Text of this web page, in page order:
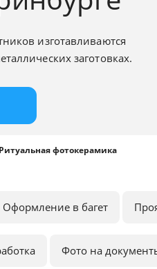
изготавливаются
заготовках.
Ритуальная фотокерамика
Оформление в багет
Фото на